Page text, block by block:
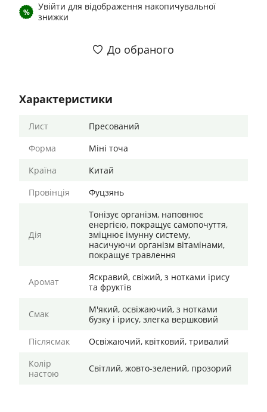
% Увійти для відображення накопичувальної
знижки
До обраного
Характеристики
Лист
Пресований
Форма
Міні точа
Країна
Китай
Провінція
Фуцзянь
Дія
Тонізує організм, наповнює
енергією, покращує самопочуття,
зміцнює імунну систему,
насичуючи організм вітамінами,
покращує травлення
Аромат
Яскравий, свіжий, з нотками ірису
та фруктів
Смак
М'який, освіжаючий, з нотками
бузку і ірису, злегка вершковий
Післясмак
Освіжаючий, квітковий, тривалий
Колір
настою
Світлий, жовто-зелений, прозорий